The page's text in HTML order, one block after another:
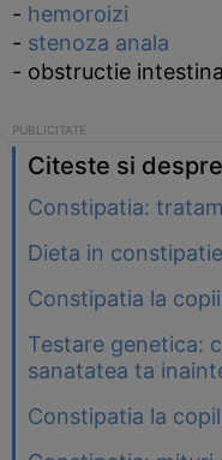
- hemoroizi
- stenoza anala
- obstructie
Citeste si
Constipatia:
Dieta in constipatie
Constipatia la
Testare genetica:
sanatatea ta
Constipatia la copil